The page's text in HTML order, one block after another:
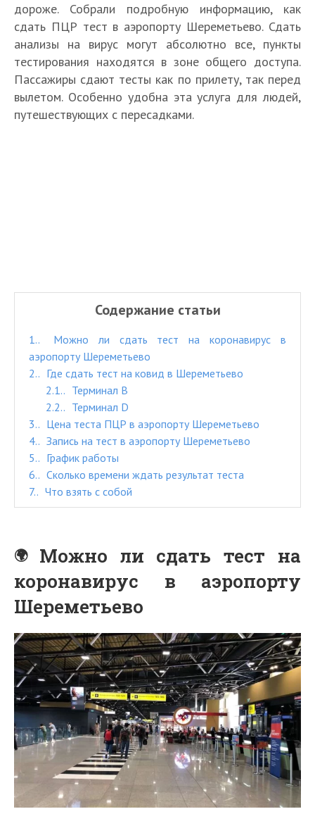
дороже. Собрали подробную информацию, как
сдать ПЦР тест в аэропорту Шереметьево. Сдать
анализы на вирус могут абсолютно все, пункты
тестирования находятся в зоне общего доступа.
Пассажиры сдают тесты как по прилету, так перед
вылетом. Особенно удобна эта услуга для людей,
путешествующих с пересадками.
Содержание статьи
1.
Можно ли сдать тест на коронавирус в
аэропорту Шереметьево
2.
Где сдать тест на ковид в Шереметьево
2.1.
Терминал В
2.2.
Терминал D
3.
Цена теста ПЦР в аэропорту Шереметьево
4.
Запись на тест в аэропорту Шереметьево
5.
График работы
6.
Сколько времени ждать результат теста
7.
Что взять с собой
Можно ли сдать тест на
коронавирус в аэропорту
Шереметьево